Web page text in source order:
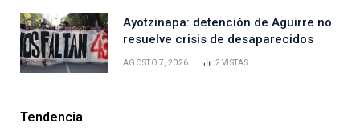
Ayotzinapa: detención de Aguirre no
resuelve crisis de desaparecidos
AGOSTO 7, 2026 2VISTAS
Tendencia